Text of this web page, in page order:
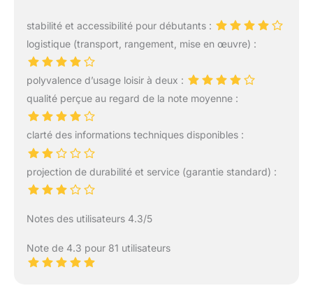
stabilité et accessibilité pour débutants :
logistique (transport, rangement, mise en œuvre) :
polyvalence d’usage loisir à deux :
qualité perçue au regard de la note moyenne :
clarté des informations techniques disponibles :
projection de durabilité et service (garantie standard) :
Notes des utilisateurs 4.3/5
Note de 4.3 pour 81 utilisateurs